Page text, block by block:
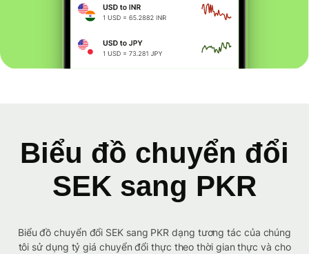
Biểu đồ chuyển đổi
SEK sang PKR
Biểu đồ chuyển đổi SEK sang PKR dạng tương tác của chúng
tôi sử dụng tỷ giá chuyển đổi thực theo thời gian thực và cho